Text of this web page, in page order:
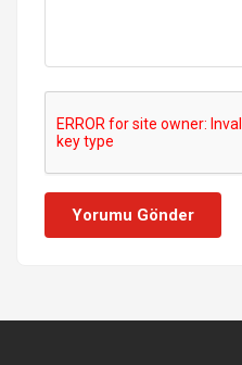
Yorumu Gönder